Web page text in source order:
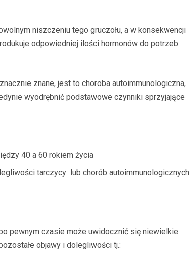
niszczeniu tego gruczołu, a w konsekwencji
odpowiedniej ilości hormonów do potrzeb
znane, jest to choroba autoimmunologiczna,
wyodrębnić podstawowe czynniki sprzyjające
40 a 60 rokiem życia
tarczycy lub chorób autoimmunologicznych
pewnym czasie może uwidocznić się niewielkie
objawy i dolegliwości tj.: